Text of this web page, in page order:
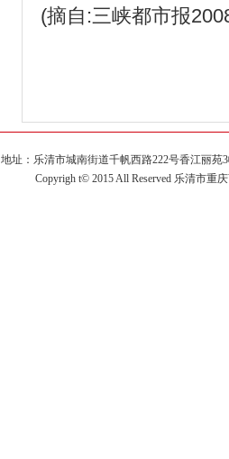
(摘自:三峡都市报
地址：乐清市城南街道千帆西路222号香江丽苑
Copyrigh t© 2015 All Reserved 乐清市重